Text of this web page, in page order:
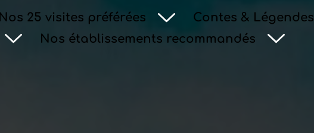
Nos 25 visites préférées
Contes & Légendes
Nos établissements recommandés